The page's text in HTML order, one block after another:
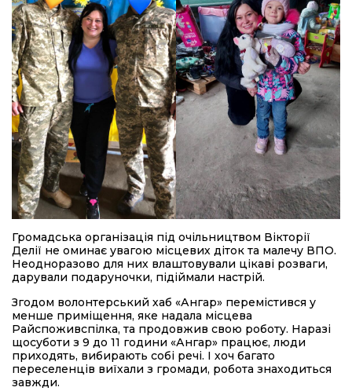
Громадська організація під очільництвом Вікторії
Делії не оминає увагою місцевих діток та малечу ВПО.
Неодноразово для них влаштовували цікаві розваги,
дарували подаруночки, підіймали настрій.
Згодом волонтерський хаб «Ангар» перемістився у
менше приміщення, яке надала місцева
Райспоживспілка, та продовжив свою роботу. Наразі
щосуботи з 9 до 11 години «Ангар» працює, люди
приходять, вибирають собі речі. І хоч багато
переселенців виїхали з громади, робота знаходиться
завжди.